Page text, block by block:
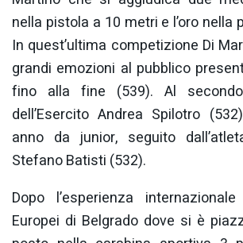
nella pistola a 10 metri e l’oro nella
In quest’ultima competizione Di
grandi emozioni al pubblico
fino alla fine (539). Al
dell’Esercito Andrea Spilotro
anno da junior, seguito
Stefano Batisti (532).
Dopo l’esperienza
Europei di Belgrado dove si è